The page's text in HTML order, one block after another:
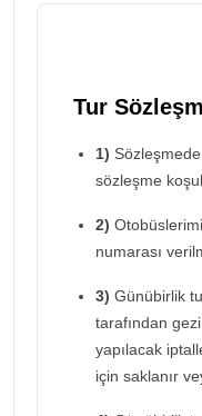
Tur
1)
sözleşme
2)
numarası
3) Günübirlik
tarafından
yapılacak
için saklanır